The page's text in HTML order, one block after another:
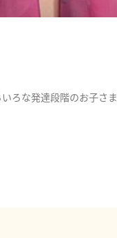
ろな発達段階のお子さま